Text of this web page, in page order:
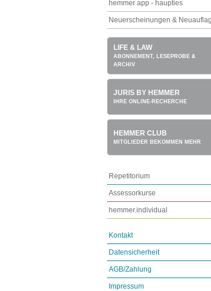
hemmer app - haupties
Neuerscheinungen &
LIFE & LAW
ABONNEMENT, LESEPROBE &
ARCHIV
JURIS BY HEMMER
IHRE ONLINE-RECHERCHE
HEMMER CLUB
MITGLIEDER BEKOMMEN MEHR
Repetitorium
Assessorkurse
hemmer.individual
Kontakt
Datensicherheit
AGB/Zahlung
Impressum